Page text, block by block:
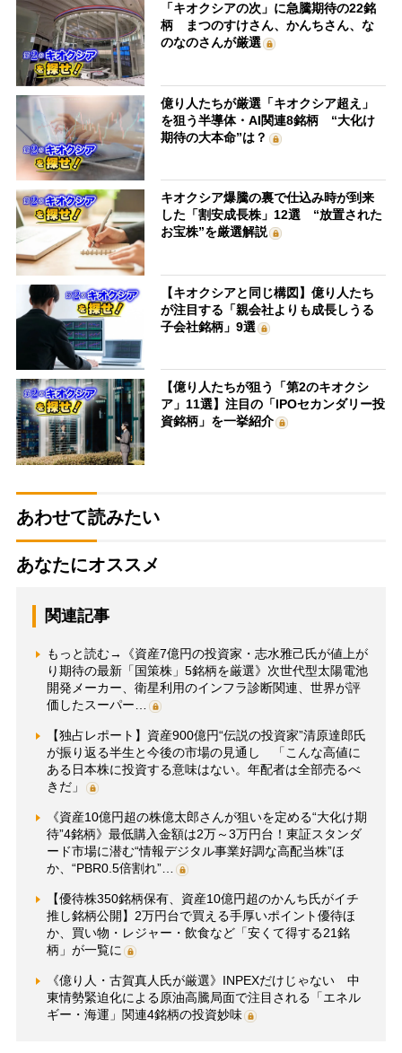
「キオクシアの次」に急騰期待の22銘
柄 まつのすけさん、かんちさん、な
のなのさんが厳選
億り人たちが厳選「キオクシア超え」
を狙う半導体・AI関連8銘柄 “大化け
期待の大本命”は？
キオクシア爆騰の裏で仕込み時が到来
した「割安成長株」12選 “放置された
お宝株”を厳選解説
【キオクシアと同じ構図】億り人たち
が注目する「親会社よりも成長しうる
子会社銘柄」9選
【億り人たちが狙う「第2のキオクシ
ア」11選】注目の「IPOセカンダリー投
資銘柄」を一挙紹介
あわせて読みたい
あなたにオススメ
関連記事
もっと読む→《資産7億円の投資家・志水雅己氏が値上が
り期待の最新「国策株」5銘柄を厳選》次世代型太陽電池
開発メーカー、衛星利用のインフラ診断関連、世界が評
価したスーパー…
【独占レポート】資産900億円“伝説の投資家”清原達郎氏
が振り返る半生と今後の市場の見通し 「こんな高値に
ある日本株に投資する意味はない。年配者は全部売るべ
きだ」
《資産10億円超の株億太郎さんが狙いを定める“大化け期
待”4銘柄》最低購入金額は2万～3万円台！東証スタンダ
ード市場に潜む“情報デジタル事業好調な高配当株”ほ
か、“PBR0.5倍割れ”…
【優待株350銘柄保有、資産10億円超のかんち氏がイチ
推し銘柄公開】2万円台で買える手厚いポイント優待ほ
か、買い物・レジャー・飲食など「安くて得する21銘
柄」が一覧に
《億り人・古賀真人氏が厳選》INPEXだけじゃない 中
東情勢緊迫化による原油高騰局面で注目される「エネル
ギー・海運」関連4銘柄の投資妙味